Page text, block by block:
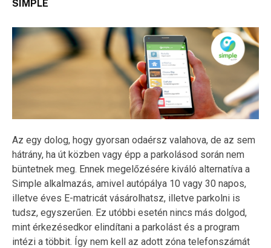
SIMPLE
Az egy dolog, hogy gyorsan odaérsz valahova, de az sem
hátrány, ha út közben vagy épp a parkolásod során nem
büntetnek meg. Ennek megelőzésére kiváló alternatíva a
Simple alkalmazás, amivel autópálya 10 vagy 30 napos,
illetve éves E-matricát vásárolhatsz, illetve parkolni is
tudsz, egyszerűen. Ez utóbbi esetén nincs más dolgod,
mint érkezésedkor elindítani a parkolást és a program
intézi a többit. Így nem kell az adott zóna telefonszámát